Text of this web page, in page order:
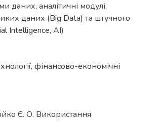
даних, аналітичні модулі,
даних (Big Data) та штучного
Intelligence, AI)
, фінансово-економічні
Є. О. Використання